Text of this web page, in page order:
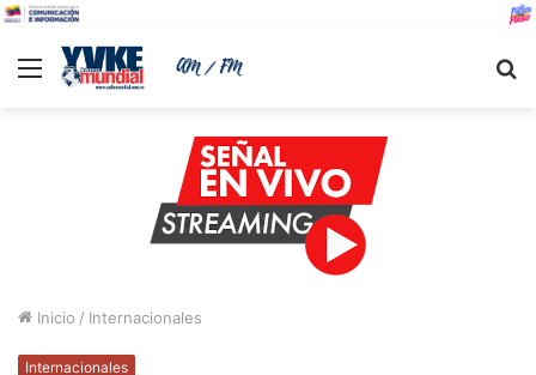
Menu
Inicio / Internacionales
Internacionales